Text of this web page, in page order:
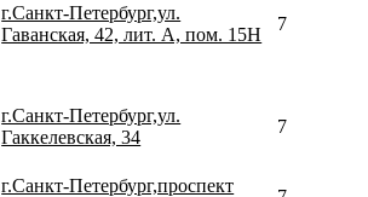
г.Санкт-Петербург,ул.
Гаванская, 42, лит. А, пом. 15Н
г.Санкт-Петербург,ул.
Гаккелевская, 34
г.Санкт-Петербург,проспект